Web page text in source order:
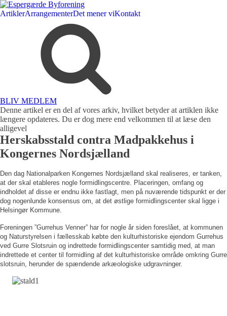
ArtiklerArrangementerDet mener viKontakt
BLIV MEDLEM
Denne artikel er en del af vores arkiv, hvilket betyder at artiklen ikke
længere opdateres. Du er dog mere end velkommen til at læse den
alligevel
Herskabsstald contra Madpakkehus i
Kongernes Nordsjælland
Den dag Nationalparken Kongernes Nordsjælland skal realiseres, er tanken,
at der skal etableres nogle formidlingscentre. Placeringen, omfang og
indholdet af disse er endnu ikke fastlagt, men på nuværende tidspunkt er der
dog nogenlunde konsensus om, at det østlige formidlingscenter skal ligge i
Helsingør Kommune.
Foreningen ”Gurrehus Venner” har for nogle år siden foreslået, at kommunen
og Naturstyrelsen i fællesskab købte den kulturhistoriske ejendom Gurrehus
ved Gurre Slotsruin og indrettede formidlingscenter samtidig med, at man
indrettede et center til formidling af det kulturhistoriske område omkring Gurre
slotsruin, herunder de spændende arkæologiske udgravninger.